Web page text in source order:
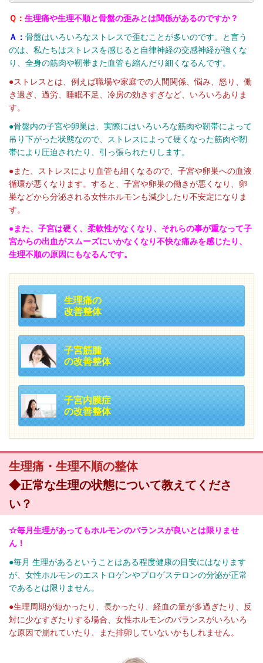
Ｑ： 生理痛や生理不順と骨盤の歪みとは関係があるのですか？
Ａ： 骨盤はいろいろなストレスで歪むことが多いのです。と言う
のは、私たちはストレスを感じると自律神経の交感神経が強くな
り、全身の筋肉や靭帯また血管も縮んだり細くなるんです。
●ストレスとは、例えば職場や家庭での人間関係、悩み、怒り、働
き過ぎ、過労、睡眠不足、冷房の効きすぎなど、いろいろありま
す。
●骨盤内の子宮や卵巣は、実際にはいろいろな筋肉や靭帯によって
吊り下がった状態なので、ストレスによって硬くなった筋肉や靭
帯により圧迫されたり、引っ張られたりします。
●また、ストレスにより血管も細くなるので、子宮や卵巣への血液
循環が悪くなります。すると、子宮や卵巣の働きが悪くなり、卵
巣などから分泌される女性ホルモンも減少したり不安定になりま
す。
●また、子宮は硬く、柔軟性がなくなり、それらの事が重なって子
宮からの出血がスムーズにいかなくなり不快な痛みを感じたり、
生理不順の原因にもなるんです。
生理痛の
改善整体
子宮筋腫
の改善整体
子宮内膜症
の改善整体
生理痛・生理不順の整体
◆正常な生理の状態について教えてくださ
い？
☆毎月生理があってもホルモンのバランスが良いとは限りませ
ん！
●毎月 生理があるということはある程度健康の目安にはなります
が、女性ホルモンのエストロゲンやプロゲステロンの分泌が正常
であるとは限りません。
●生理周期が短かったり、長かったり、経血の量が多過ぎたり、反
対に少なすぎたりする場合、女性ホルモンのバランスがいろいろ
な原因で崩れていたり、また排卵していないかもしれません。